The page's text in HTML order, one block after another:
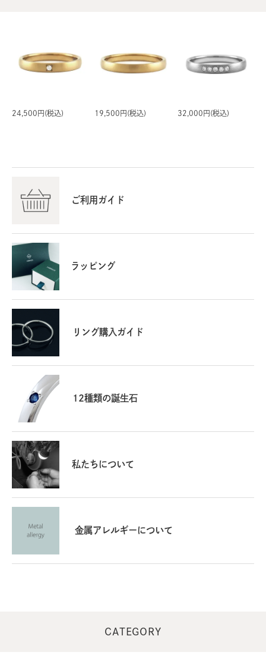
24,500円(税込) 19,500円(税込) 32,000円(税込)
ご利用ガイド
ラッピング
リング購入ガイド
12種類の誕生石
私たちについて
金属アレルギーについて
CATEGORY